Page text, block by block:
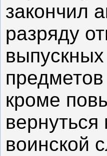
закончил
разряду
кроме
воинской